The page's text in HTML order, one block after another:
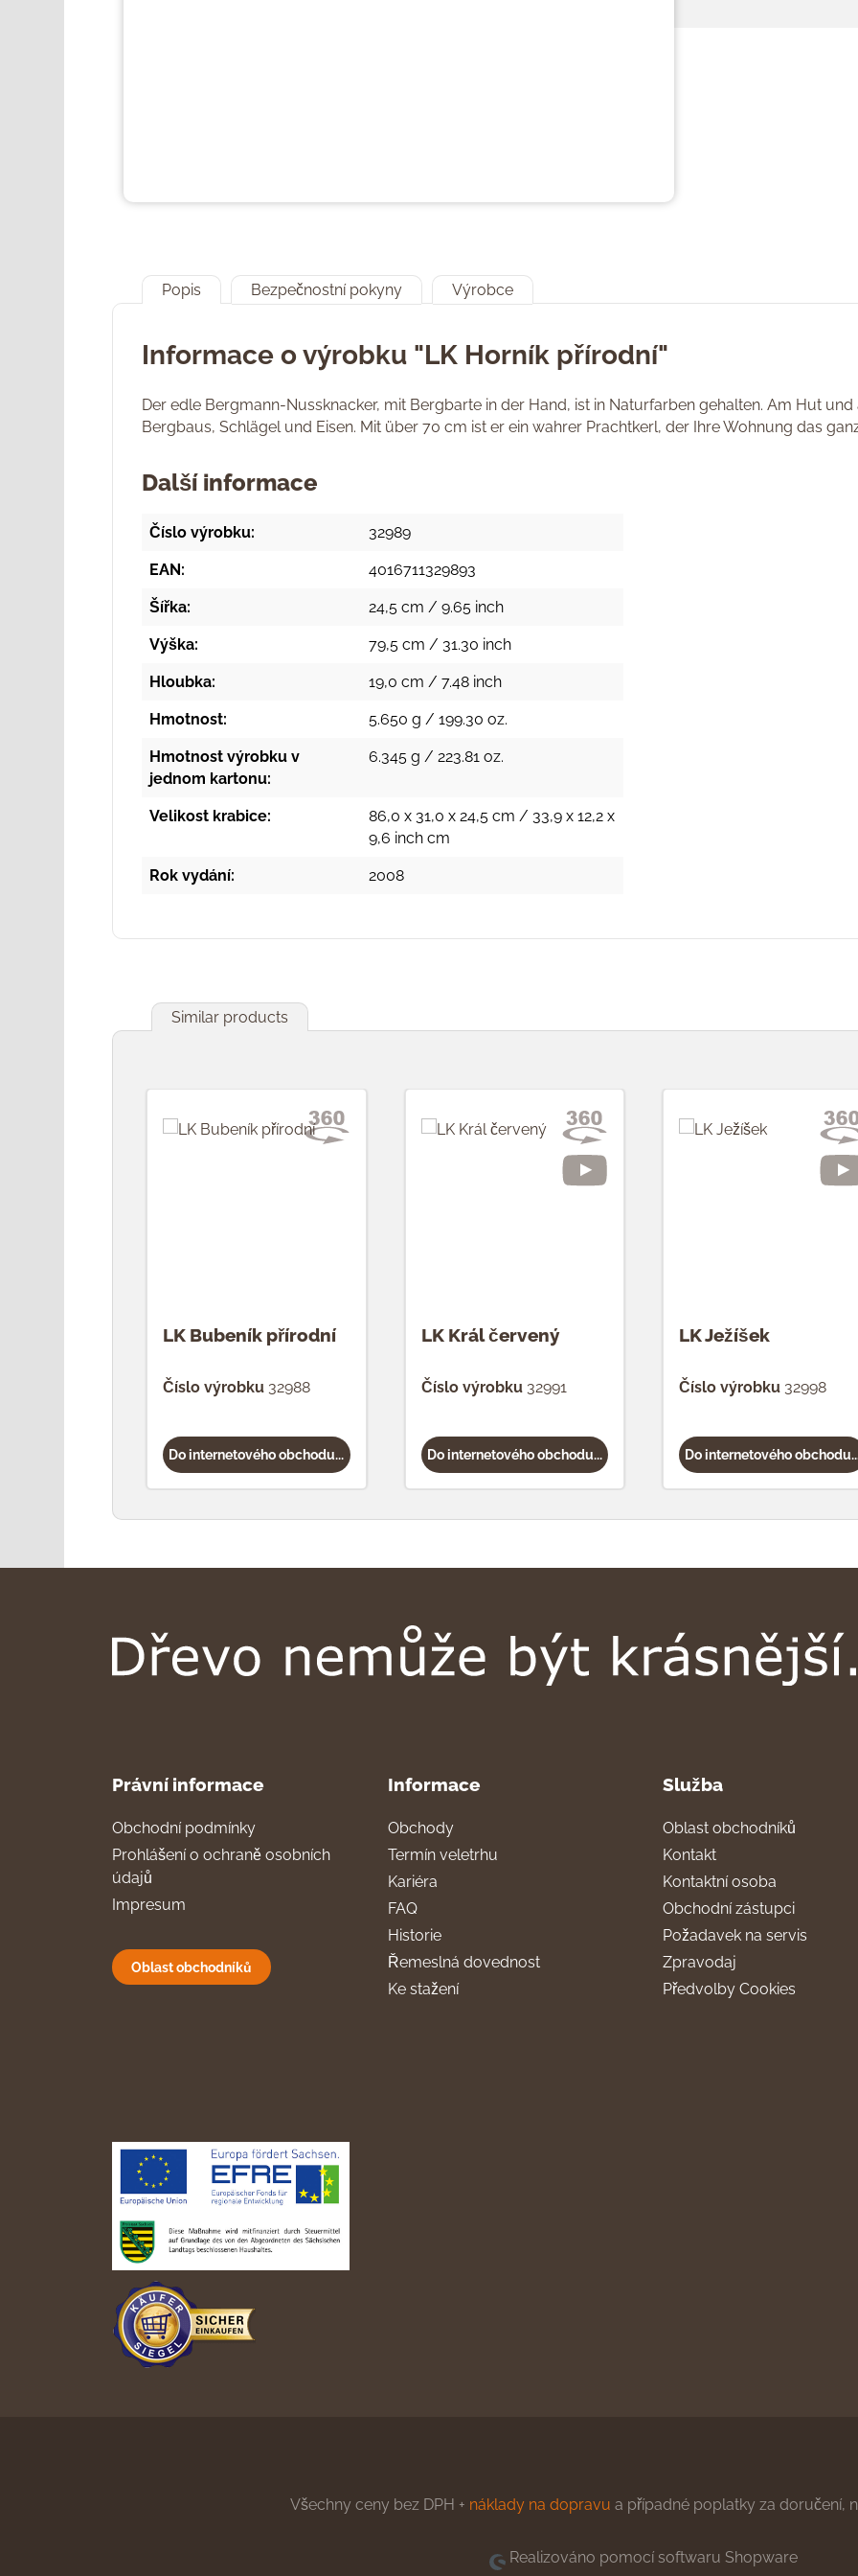
Popis Bezpečnostní pokyny Výrobce
Informace o výrobku "LK Horník přírodní"
Der edle Bergmann-Nussknacker, mit Bergbarte in der Hand, ist in Naturfarben gehalten. Am Hut
Bergbaus, Schlägel und Eisen. Mit über 70 cm ist er ein wahrer Prachtkerl, der Ihre Wohnung das
Další informace
Číslo výrobku: 32989
EAN: 4016711329893
Šířka: 24,5 cm / 9.65 inch
Výška: 79,5 cm / 31.30 inch
Hloubka: 19,0 cm / 7.48 inch
Hmotnost: 5.650 g / 199.30 oz.
Hmotnost výrobku v
jednom kartonu:
6.345 g / 223.81 oz.
Velikost krabice:
86,0 x 31,0 x 24,5 cm / 33,9 x 12,2 x
9,6 inch cm
Rok vydání: 2008
Similar products
LK Bubeník přírodní
Číslo výrobku 32988
Do internetového obchodu...
LK Král červený
Číslo výrobku32991
Do internetového obchodu...
LK Ježíšek
Číslo výrobku32998
Do internetového
Právní informace
Obchodní podmínky
Prohlášení o ochraně osobních
údajů
Impresum
Oblast obchodníků
Informace
Obchody
Termín veletrhu
Kariéra
FAQ
Historie
Řemeslná dovednost
Ke stažení
Služba
Oblast obchodníků
Kontakt
Kontaktní osoba
Obchodní zástupci
Požadavek na servis
Zpravodaj
Předvolby Cookies
Všechny ceny bez DPH + náklady na dopravu a případné poplatky za doručení,
Realizováno pomocí softwaru Shopware